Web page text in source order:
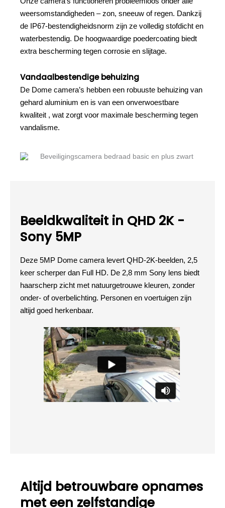
weersomstandigheden – zon, sneeuw of regen. Dankzij
de IP67-bestendigheidsnorm zijn ze volledig stofdicht en
waterbestendig. De hoogwaardige poedercoating biedt
extra bescherming tegen corrosie en slijtage.
Vandaalbestendige behuizing
De Dome camera’s hebben een robuuste behuizing van
gehard aluminium en is van een onverwoestbare
kwaliteit , wat zorgt voor maximale bescherming tegen
vandalisme.
Beeldkwaliteit in QHD 2K -
Sony 5MP
Deze 5MP Dome camera levert QHD-2K-beelden, 2,5
keer scherper dan Full HD. De 2,8 mm Sony lens biedt
haarscherp zicht met natuurgetrouwe kleuren, zonder
onder- of overbelichting. Personen en voertuigen zijn
altijd goed herkenbaar.
Altijd betrouwbare opnames
met een zelfstandige